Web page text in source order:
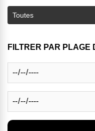
FILTRER PAR PLAGE